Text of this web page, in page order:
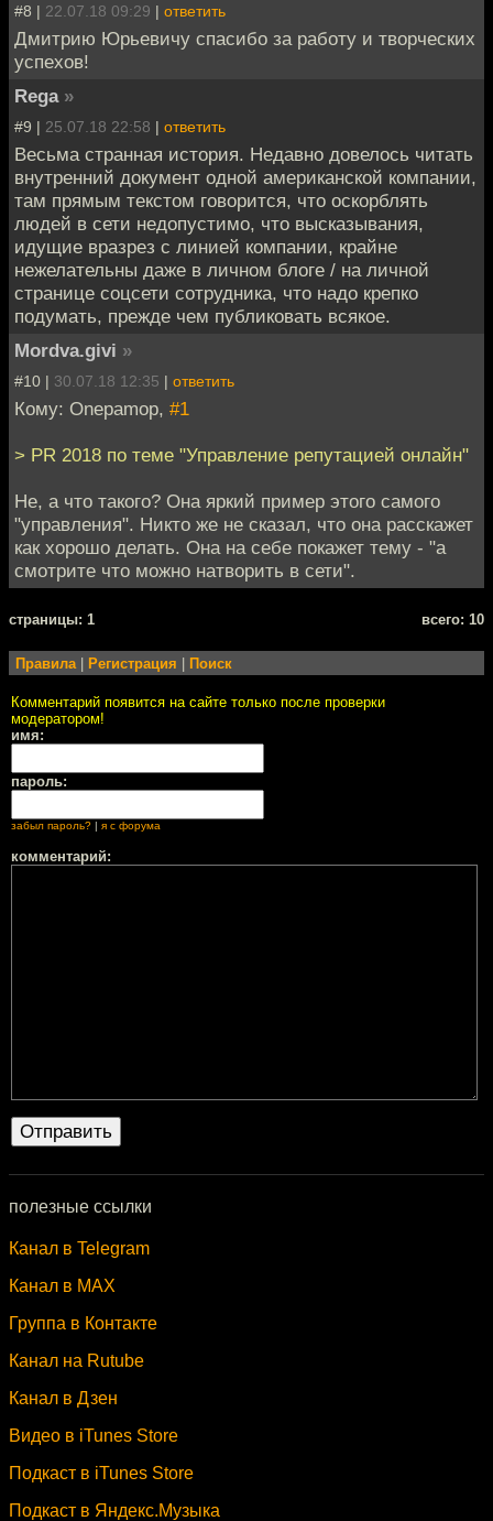
#8 | 22.07.18 09:29 | ответить
Дмитрию Юрьевичу спасибо за работу и творческих
успехов!
Rega »
#9 | 25.07.18 22:58 | ответить
Весьма странная история. Недавно довелось читать
внутренний документ одной американской компании,
там прямым текстом говорится, что оскорблять
людей в сети недопустимо, что высказывания,
идущие вразрез с линией компании, крайне
нежелательны даже в личном блоге / на личной
странице соцсети сотрудника, что надо крепко
подумать, прежде чем публиковать всякое.
Mordva.givi »
#10 | 30.07.18 12:35 | ответить
Кому: Onepamop, #1
> PR 2018 по теме "Управление репутацией онлайн"
Не, а что такого? Она яркий пример этого самого
"управления". Никто же не сказал, что она расскажет
как хорошо делать. Она на себе покажет тему - "а
смотрите что можно натворить в сети".
cтраницы: 1 всего: 10
Правила| Регистрация Поиск
Комментарий появится на сайте только после проверки
модератором!
имя:
пароль:
забыл пароль? | я с форума
комментарий:
полезные ссылки
Канал в Telegram
Канал в MAX
Группа в Контакте
Канал на Rutube
Канал в Дзен
Видео в iTunes Store
Подкаст в iTunes Store
Подкаст в Яндекс.Музыка